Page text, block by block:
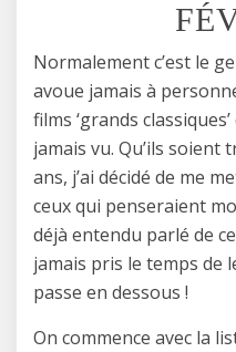
Normalement c’est le
avoue jamais à
films ‘grands
jamais vu. Qu’ils soient
ans, j’ai décidé de me
ceux qui penseraient
déjà entendu parlé de
jamais pris le temps de
passe en dessous !
On commence avec la